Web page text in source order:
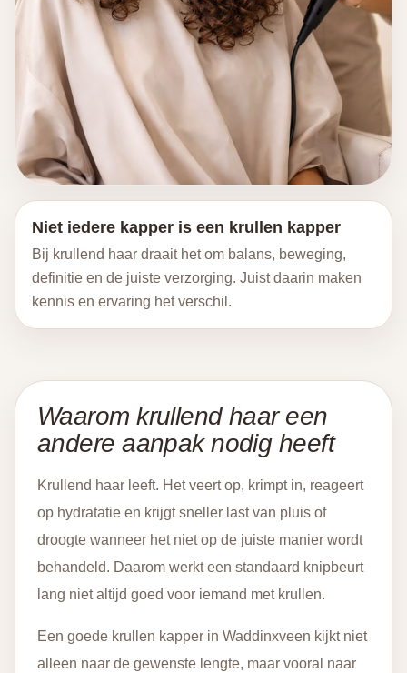
Niet iedere kapper is een krullen kapper
Bij krullend haar draait het om balans, beweging,
definitie en de juiste verzorging. Juist daarin maken
kennis en ervaring het verschil.
Waarom krullend haar een
andere aanpak nodig heeft
Krullend haar leeft. Het veert op, krimpt in, reageert
op hydratatie en krijgt sneller last van pluis of
droogte wanneer het niet op de juiste manier wordt
behandeld. Daarom werkt een standaard knipbeurt
lang niet altijd goed voor iemand met krullen.
Een goede krullen kapper in Waddinxveen kijkt niet
alleen naar de gewenste lengte, maar vooral naar